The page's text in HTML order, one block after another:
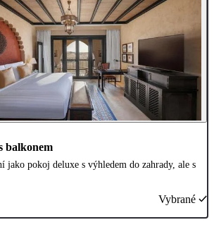
balkonem
jako pokoj deluxe s výhledem do zahrady, ale s
Vybrané